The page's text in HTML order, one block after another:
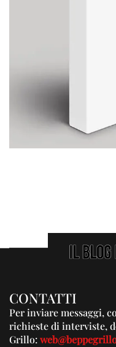
CONTATTI
Per inviare messaggi,
richieste di interviste,
Grillo: